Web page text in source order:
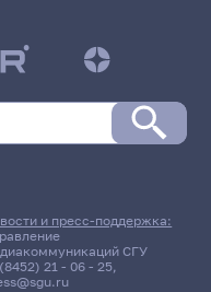
и пресс-поддержка:
СГУ
21 - 06 - 25,